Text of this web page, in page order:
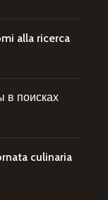
alla ricerca
поисках
culinaria